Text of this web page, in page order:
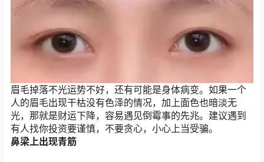
眉毛掉落不光运势不好，还有可能是身体病变。如果一个
人的眉毛出现干枯没有色泽的情况，加上面色也暗淡无
光，那就是财运下降，容易遇见倒霉事的先兆。建议遇到
有人找你投资要谨慎，不要贪心，小心上当受骗。
鼻梁上出现青筋